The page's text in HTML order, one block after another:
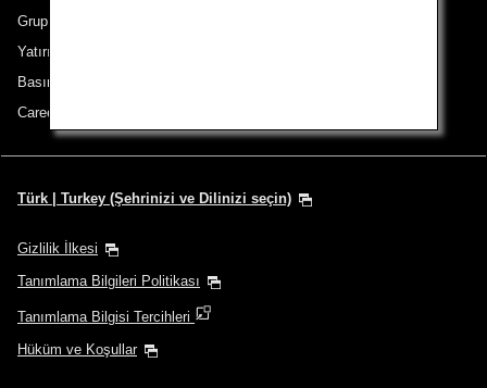
Grup Şirketleri
Yatırımcı İlişkileri
Basın Bülteni
Careers (English Only)
Türk | Turkey (Şehrinizi ve Dilinizi seçin)
Gizlilik İlkesi
Tanımlama Bilgileri Politikası
Tanımlama Bilgisi Tercihleri
Hüküm ve Koşullar